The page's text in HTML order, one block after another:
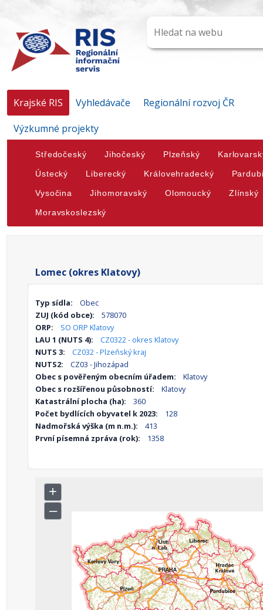
Krajské RIS Vyhledávače
Regionální rozvoj ČR
Výzkumné projekty
Středočeský Jihočeský Plzeňský
Ústecký Liberecký Královehradecký
Vysočina Jihomoravský Olomoucký Zlínský
Moravskoslezský
Lomec (okres Klatovy)
Typ sídla:
Obec
ZUJ (kód obce):
578070
ORP:
SO ORP Klatovy
LAU 1 (NUTS 4):
CZ0322 - okres Klatovy
NUTS 3:
CZ032 - Plzeňský kraj
NUTS2:
CZ03 - Jihozápad
Obec s pověřeným obecním úřadem:
Klatovy
Obec s rozšířenou působností:
Klatovy
Katastrální plocha (ha):
360
Počet bydlících obyvatel k 2023:
128
Nadmořská výška (m n.m.):
413
První písemná zpráva (rok):
1358